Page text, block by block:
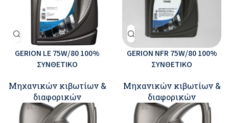
GERION LE 75W/80 100%
ΣΥΝΘΕΤΙΚΟ
Μηχανικών κιβωτίων &
διαφορικών
GERION NFR 75W/80 100%
ΣΥΝΘΕΤΙΚΟ
Μηχανικών κιβωτίων &
διαφορικών